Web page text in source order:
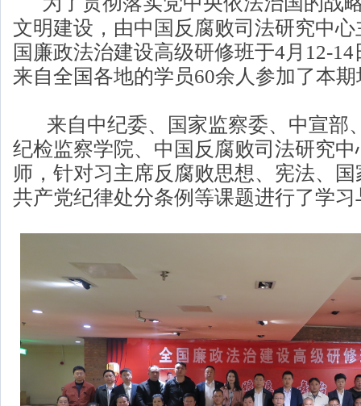
文明建设，由中国反腐败司法研究中
国廉政法治建设高级研修班于4月12-
来自全国各地的学员60余人参加了本
来自中纪委、国家监察委、中宣部
纪检监察学院、中国反腐败司法研究
师，针对习主席反腐败思想、宪法、
共产党纪律处分条例等课题进行了学习